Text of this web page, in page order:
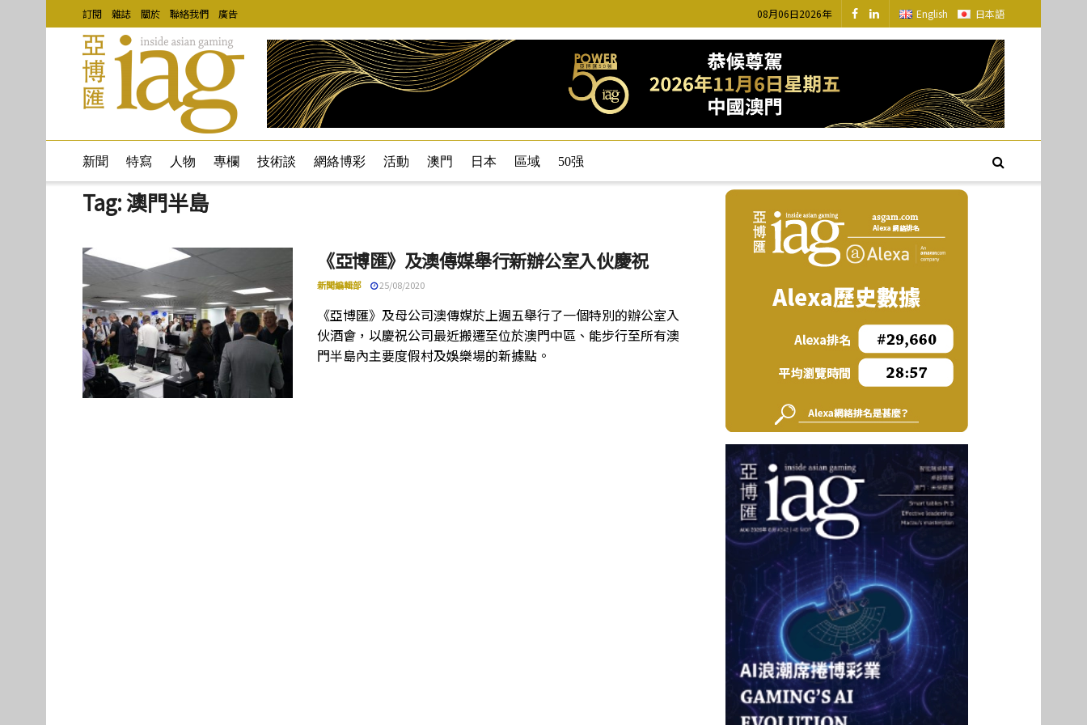
訂閱 雜誌 關於 聯絡我們 廣告 08月06日2026年 English 日本語
新聞 特寫 人物 專欄 技術談 網絡博彩 活動 澳門 日本 區域 50强
Tag:澳門半島
《亞博匯》及澳傳媒舉行新辦公室入伙慶祝
新聞編輯部 25/08/2020
《亞博匯》及母公司澳傳媒於上週五舉行了一個特別的辦公室入
伙酒會，以慶祝公司最近搬遷至位於澳門中區、能步行至所有澳
門半島內主要度假村及娛樂場的新據點。